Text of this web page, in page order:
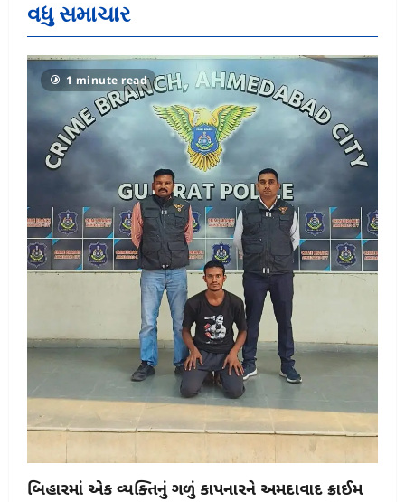
વધુ સમાચાર
1 minute read
બિહારમાં એક વ્યક્તિનું ગળું કાપનારને અમદાવાદ ક્રાઈમ